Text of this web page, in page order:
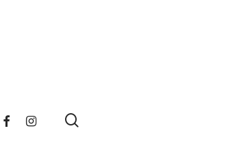
FACEBOOKINSTAGRAM